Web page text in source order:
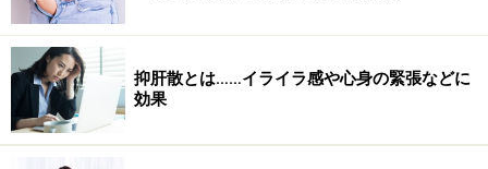
国内で栽培する動きが活発化」というように誤表記され
ていることがあります。正しくは「代表的な
甘草を……」となります。
抑肝散とは……イライラ感や心身の緊張などに
効果